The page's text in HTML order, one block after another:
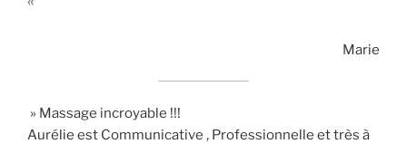
Marie
» Massage incroyable !!!
Aurélie est Communicative , Professionnelle et très à